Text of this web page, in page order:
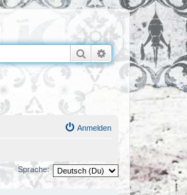
Suche Erweiterte Suche
Anmelden
Sprache: